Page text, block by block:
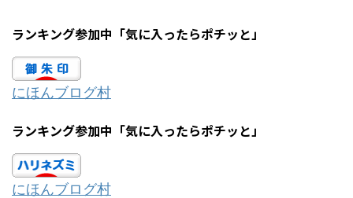
ランキング参加中「気に入ったらポチッと」
にほんブログ村
ランキング参加中「気に入ったらポチッと」
にほんブログ村